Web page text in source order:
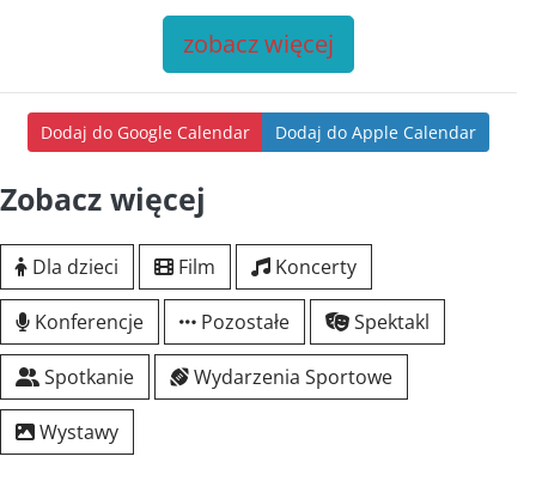
zobacz więcej
Dodaj do Google Calendar Dodaj do Apple Calendar
Zobacz więcej
Dla dzieci Film Koncerty
Konferencje Pozostałe Spektakl
Spotkanie Wydarzenia Sportowe
Wystawy